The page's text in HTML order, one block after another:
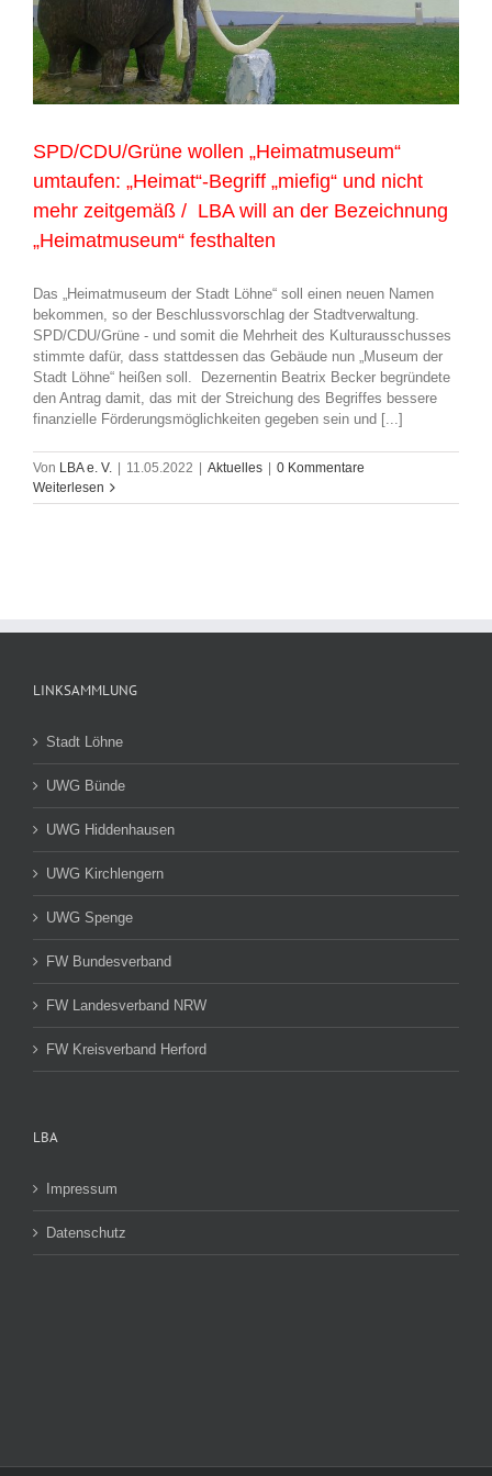
SPD/CDU/Grüne wollen „Heimatmuseum“
umtaufen: „Heimat“-Begriff „miefig“ und nicht
mehr zeitgemäß / LBA will an der Bezeichnung
„Heimatmuseum“ festhalten
Das „Heimatmuseum der Stadt Löhne“ soll einen neuen Namen
bekommen, so der Beschlussvorschlag der Stadtverwaltung.
SPD/CDU/Grüne - und somit die Mehrheit des Kulturausschusses
stimmte dafür, dass stattdessen das Gebäude nun „Museum der
Stadt Löhne“ heißen soll. Dezernentin Beatrix Becker begründete
den Antrag damit, das mit der Streichung des Begriffes bessere
finanzielle Förderungsmöglichkeiten gegeben sein und [...]
Von LBA e. V. 11.05.2022 Aktuelles
0 Kommentare
Weiterlesen
LINKSAMMLUNG
Stadt Löhne
UWG Bünde
UWG Hiddenhausen
UWG Kirchlengern
UWG Spenge
FW Bundesverband
FW Landesverband NRW
FW Kreisverband Herford
LBA
Impressum
Datenschutz